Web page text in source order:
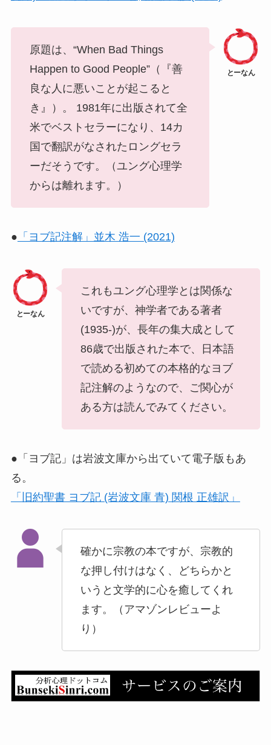
原題は、“When Bad Things
Happen to Good People”（『善
良な人に悪いことが起こると
き』）。 1981年に出版されて全
米でベストセラーになり、14カ
国で翻訳がなされたロングセラ
ーだそうです。（ユング心理学
からは離れます。）
● 「ヨブ記注解」並木 浩一 (2021)
これもユング心理学とは関係な
いですが、神学者である著者
(1935-)が、長年の集大成として
86歳で出版された本で、日本語
で読める初めての本格的なヨブ
記注解のようなので、ご関心が
ある方は読んでみてください。
●「ヨブ記」は岩波文庫から出ていて電子版もあ
る。
「旧約聖書 ヨブ記 (岩波文庫 青) 関根 正雄訳」
確かに宗教の本ですが、宗教的
な押し付けはなく、どちらかと
いうと文学的に心を癒してくれ
ます。（アマゾンレビューよ
り）